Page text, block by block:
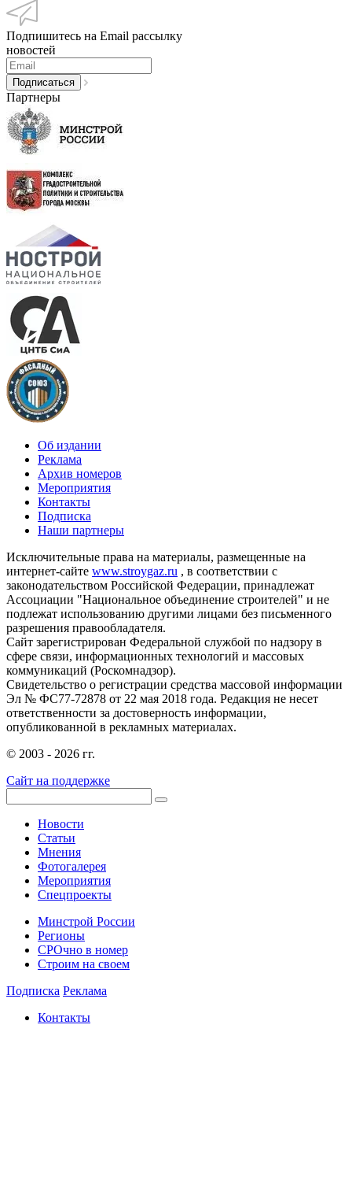
Подпишитесь на Email рассылку
новостей
Партнеры
Об издании
Реклама
Архив номеров
Мероприятия
Контакты
Подписка
Наши партнеры
Исключительные права на материалы, размещенные на
интернет-сайте www.stroygaz.ru , в соответствии с
законодательством Российской Федерации, принадлежат
Ассоциации "Национальное объединение строителей" и не
подлежат использованию другими лицами без письменного
разрешения правообладателя.
Сайт зарегистрирован Федеральной службой по надзору в
сфере связи, информационных технологий и массовых
коммуникаций (Роскомнадзор).
Свидетельство о регистрации средства массовой информации
Эл № ФС77-72878 от 22 мая 2018 года. Редакция не несет
ответственности за достоверность информации,
опубликованной в рекламных материалах.
© 2003 - 2026 гг.
Сайт на поддержке
Новости
Статьи
Мнения
Фотогалерея
Мероприятия
Спецпроекты
Минстрой России
Регионы
СРОчно в номер
Строим на своем
Подписка Реклама
Контакты